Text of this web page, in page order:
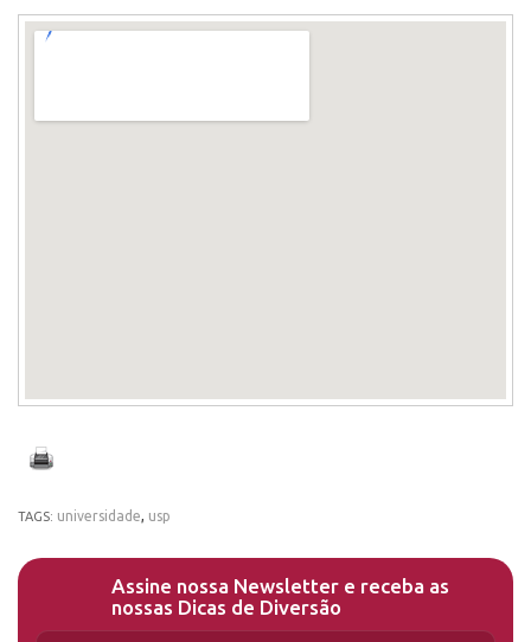
TAGS: universidade, usp
Assine nossa Newsletter e receba as
nossas Dicas de Diversão